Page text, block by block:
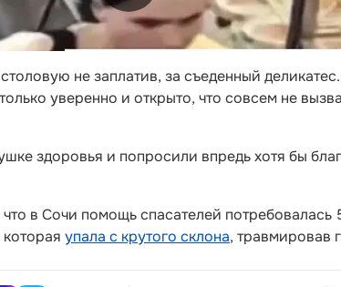
не заплатив, за съеденный
уверенно и открыто, что совсем не
здоровья и попросили впредь хотя бы
в Сочи помощь спасателей потребовалась
упала с крутого склона, травмировав